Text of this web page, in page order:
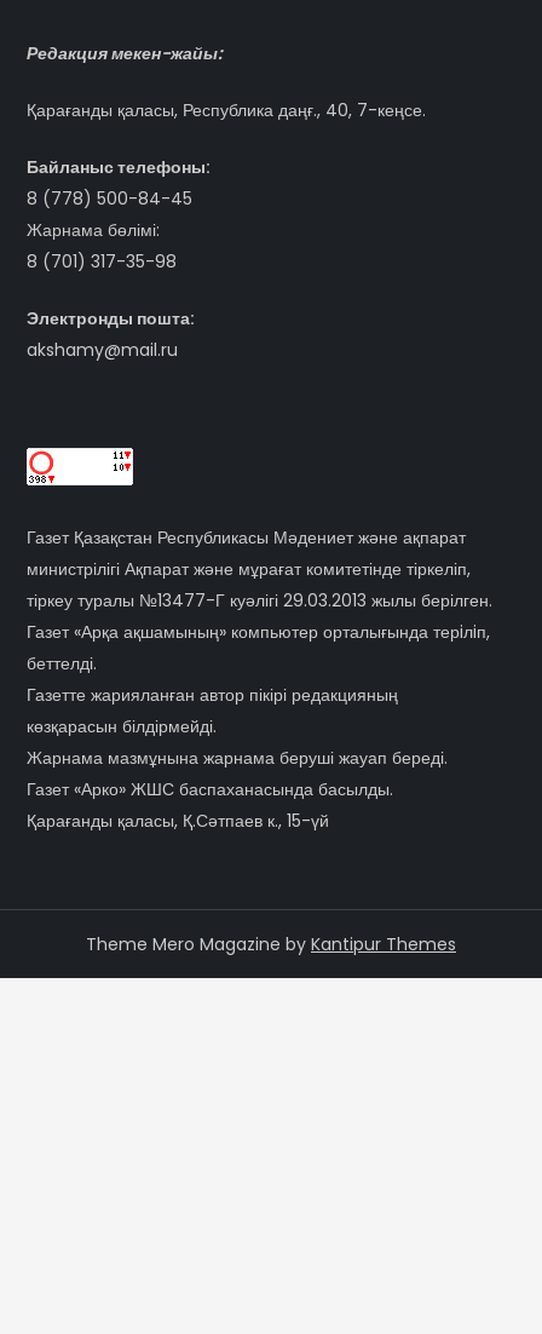
Редакция мекен-жайы:
Қарағанды қаласы, Республика даңғ., 40, 7-кеңсе.
Байланыс телефоны:
8 (778) 500-84-45
Жарнама бөлімі:
8 (701) 317-35-98
Электронды пошта:
akshamy@mail.ru
Газет Қазақстан Республикасы Мәдениет және ақпарат
министрілігі Ақпарат және мұрағат комитетінде тіркеліп,
тіркеу туралы №13477-Г куәлігі 29.03.2013 жылы берілген.
Газет «Арқа ақшамының» компьютер орталығында терiлiп,
беттелді.
Газетте жарияланған автор пікірі редакцияның
көзқарасын білдірмейді.
Жарнама мазмұнына жарнама беруші жауап береді.
Газет «Арко» ЖШС баспаханасында басылды.
Қарағанды қаласы, Қ.Сәтпаев к., 15-үй
Theme Mero Magazine by Kantipur Themes